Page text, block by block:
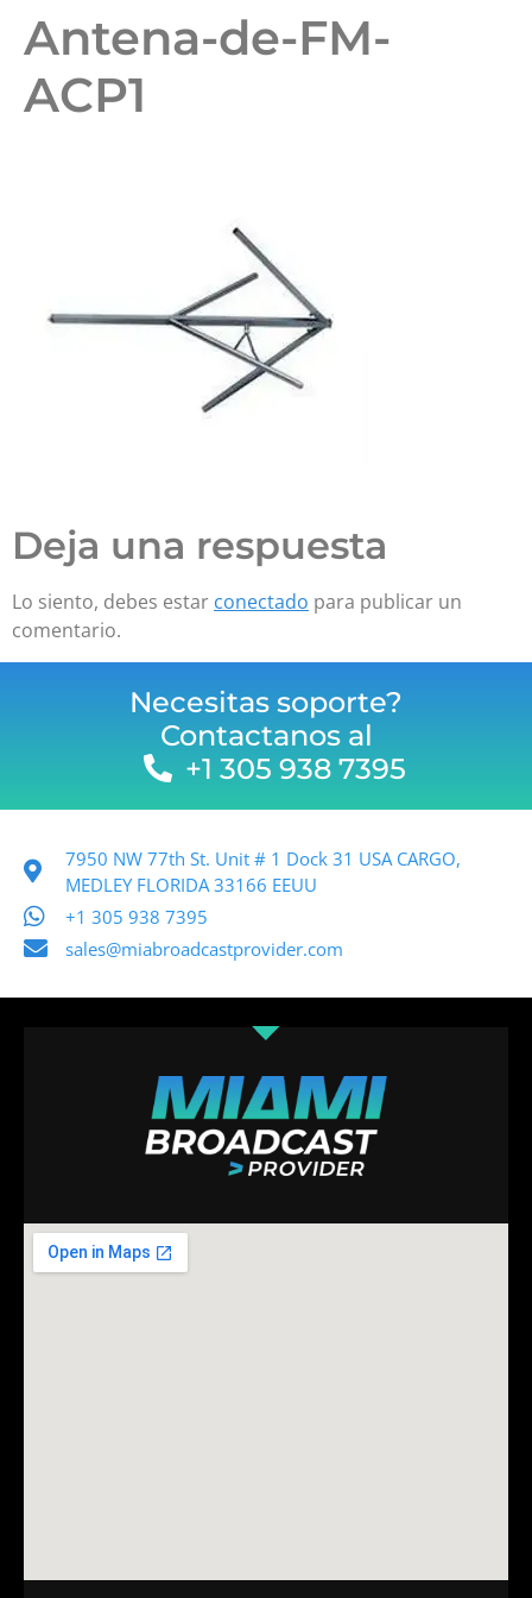
Antena-de-FM-
ACP1
Deja una respuesta
Lo siento, debes estar conectado para publicar un
comentario.
Necesitas soporte?
Contactanos al
+1 305 938 7395
7950 NW 77th St. Unit # 1 Dock 31 USA CARGO,
MEDLEY FLORIDA 33166 EEUU
+1 305 938 7395
sales@miabroadcastprovider.com